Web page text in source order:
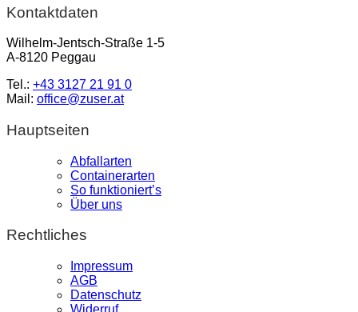
Kontaktdaten
Wilhelm-Jentsch-Straße 1-5
A-8120 Peggau
Tel.: +43 3127 21 91 0
Mail: office@zuser.at
Hauptseiten
Abfallarten
Containerarten
So funktioniert’s
Über uns
Rechtliches
Impressum
AGB
Datenschutz